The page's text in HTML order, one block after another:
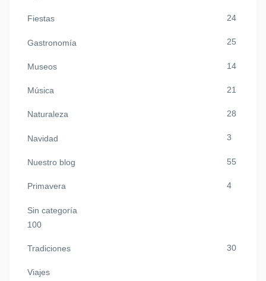
Fiestas 24
Gastronomía 25
Museos 14
Música 21
Naturaleza 28
Navidad 3
Nuestro blog 55
Primavera 4
Sin categoría
100
Tradiciones 30
Viajes